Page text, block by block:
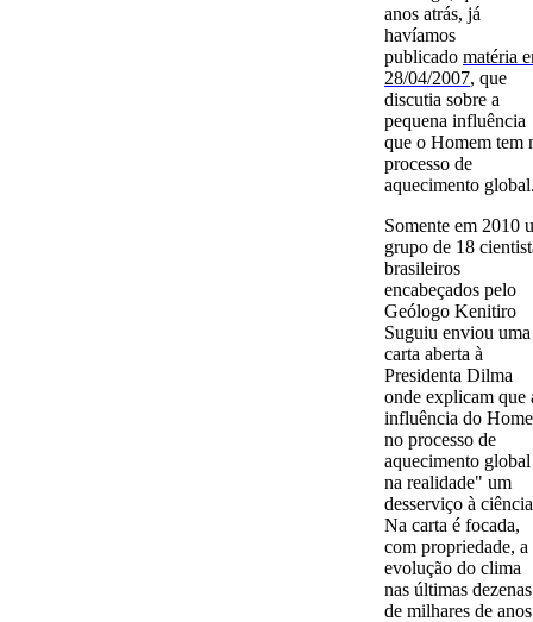
anos atrás, já
havíamos
publicado matéria
28/04/2007, que
discutia sobre a
pequena influência
que o Homem tem
processo de
aquecimento
Somente em 2010
grupo de 18
brasileiros
encabeçados pelo
Geólogo Kenitiro
Suguiu enviou uma
carta aberta à
Presidenta Dilma
onde explicam que
influência do
no processo de
aquecimento
na realidade" um
desserviço à
Na carta é focada,
com propriedade, a
evolução do clima
nas últimas dezenas
de milhares de